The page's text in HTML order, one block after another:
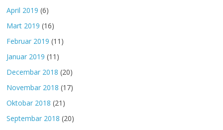
April 2019 (6)
Mart 2019 (16)
Februar 2019 (11)
Januar 2019 (11)
Decembar 2018 (20)
Novembar 2018 (17)
Oktobar 2018 (21)
Septembar 2018 (20)